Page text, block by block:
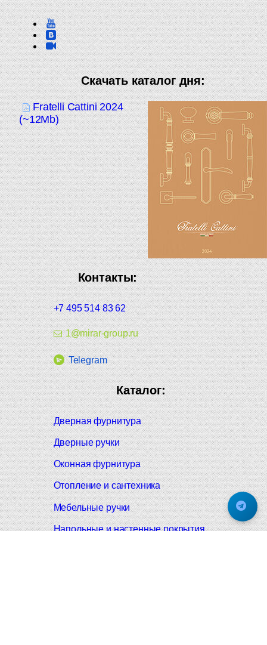
Скачать каталог дня:
Fratelli Cattini 2024
(~12Mb)
Контакты:
+7 495 514 83 62
1@mirar-group.ru
Telegram
Каталог:
Дверная фурнитура
Дверные ручки
Оконная фурнитура
Отопление и сантехника
Мебельные ручки
Напольные и настенные покрытия